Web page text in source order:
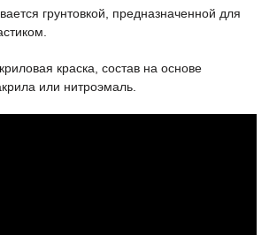
грунтовкой, предназначенной для
краска, состав на основе
или нитроэмаль.